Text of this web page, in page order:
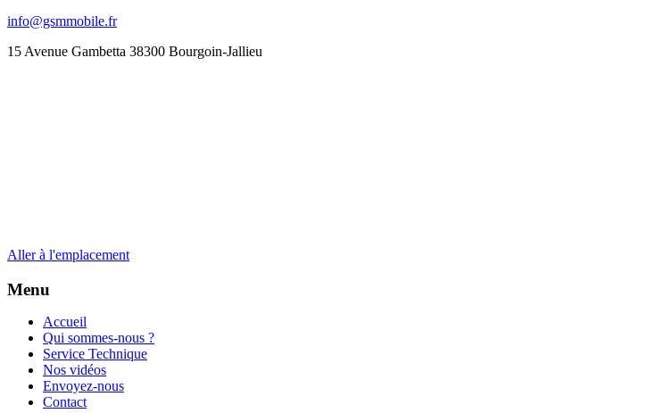
info@gsmmobile.fr
15 Avenue Gambetta 38300 Bourgoin-Jallieu
Aller à l'emplacement
Menu
Accueil
Qui sommes-nous ?
Service Technique
Nos vidéos
Envoyez-nous
Contact